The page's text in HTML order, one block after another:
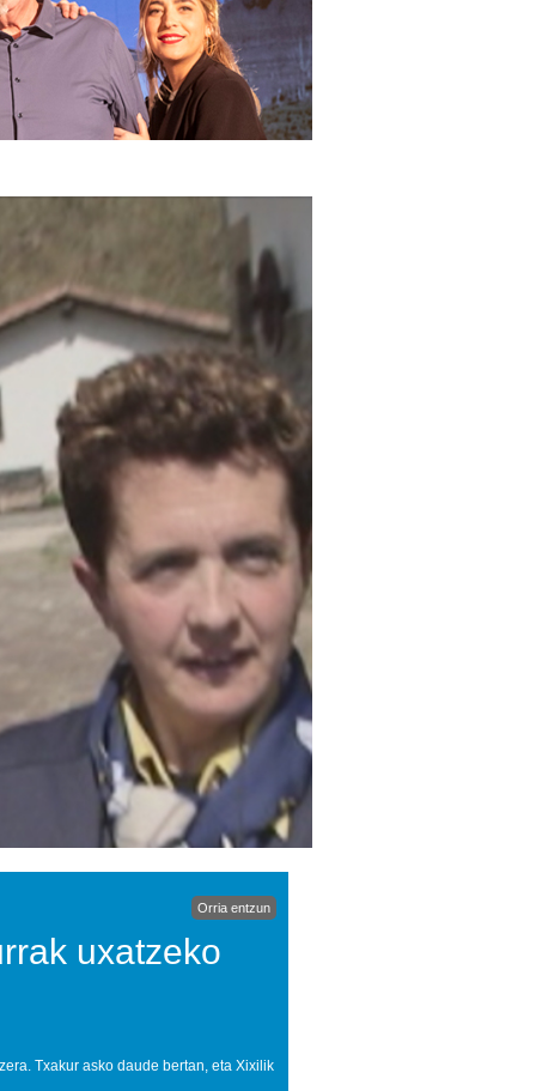
Orria entzun
uxatzeko
Txakur asko daude bertan, eta Xixilik